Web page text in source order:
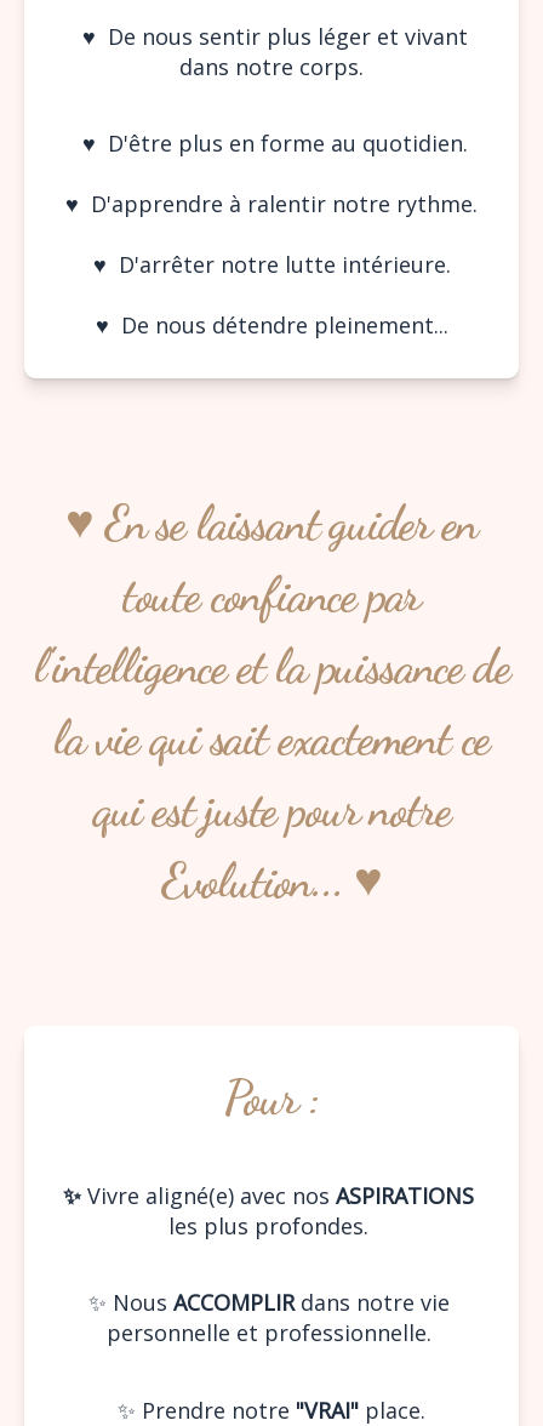
♥︎ De nous sentir plus léger et vivant
dans notre corps.
♥︎ D'être plus en forme au quotidien.
♥︎ D'apprendre à ralentir notre rythme.
♥︎ D'arrêter notre lutte intérieure.
♥︎ De nous détendre pleinement...
♥︎ En se laissant guider en
toute confiance par
l'intelligence et la puissance de
la vie qui sait exactement ce
qui est juste pour notre
Evolution... ♥︎
Pour :
✨ Vivre aligné(e) avec nos ASPIRATIONS
les plus profondes.
✨ Nous ACCOMPLIR dans notre vie
personnelle et professionnelle.
✨ Prendre notre "VRAI" place.